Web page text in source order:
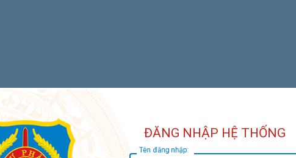
ĐĂNG NHẬP HỆ THỐNG
Tên đăng nhập: